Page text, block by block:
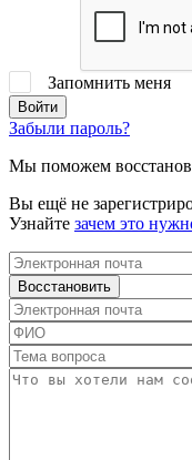
Запомнить меня
Забыли пароль?
Мы поможем
Вы ещё не
Узнайте зачем это